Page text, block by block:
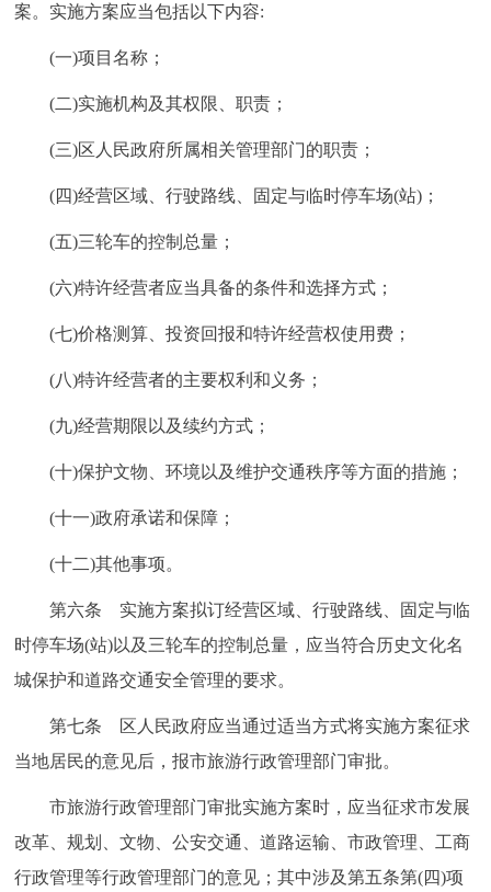
案。实施方案应当包括以下内容:
(一)项目名称；
(二)实施机构及其权限、职责；
(三)区人民政府所属相关管理部门的职责；
(四)经营区域、行驶路线、固定与临时停车场(站)；
(五)三轮车的控制总量；
(六)特许经营者应当具备的条件和选择方式；
(七)价格测算、投资回报和特许经营权使用费；
(八)特许经营者的主要权利和义务；
(九)经营期限以及续约方式；
(十)保护文物、环境以及维护交通秩序等方面的措施；
(十一)政府承诺和保障；
(十二)其他事项。
第六条 实施方案拟订经营区域、行驶路线、固定与临
时停车场(站)以及三轮车的控制总量，应当符合历史文化名
城保护和道路交通安全管理的要求。
第七条 区人民政府应当通过适当方式将实施方案征求
当地居民的意见后，报市旅游行政管理部门审批。
市旅游行政管理部门审批实施方案时，应当征求市发展
改革、规划、文物、公安交通、道路运输、市政管理、工商
行政管理等行政管理部门的意见；其中涉及第五条第(四)项